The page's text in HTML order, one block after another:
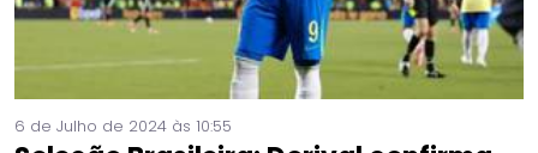
6 de Julho de 2024 às 10:55